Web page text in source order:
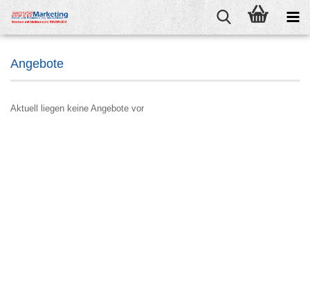
Angebote
Aktuell liegen keine Angebote vor